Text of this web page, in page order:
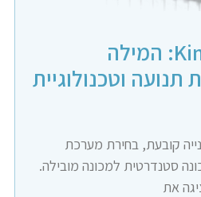
בקר Kinco AK8X0: המילה
וטכנולוגיית
קובעת, בחירת מערכת
סטנדרטית למכונה מובילה.
את